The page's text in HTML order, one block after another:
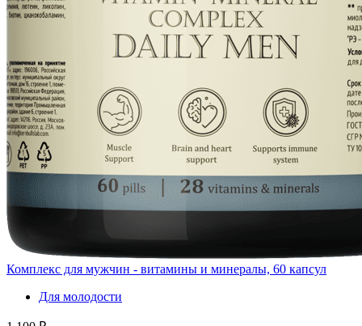
Комплекс для мужчин - витамины и минералы, 60 капсул
Для молодости